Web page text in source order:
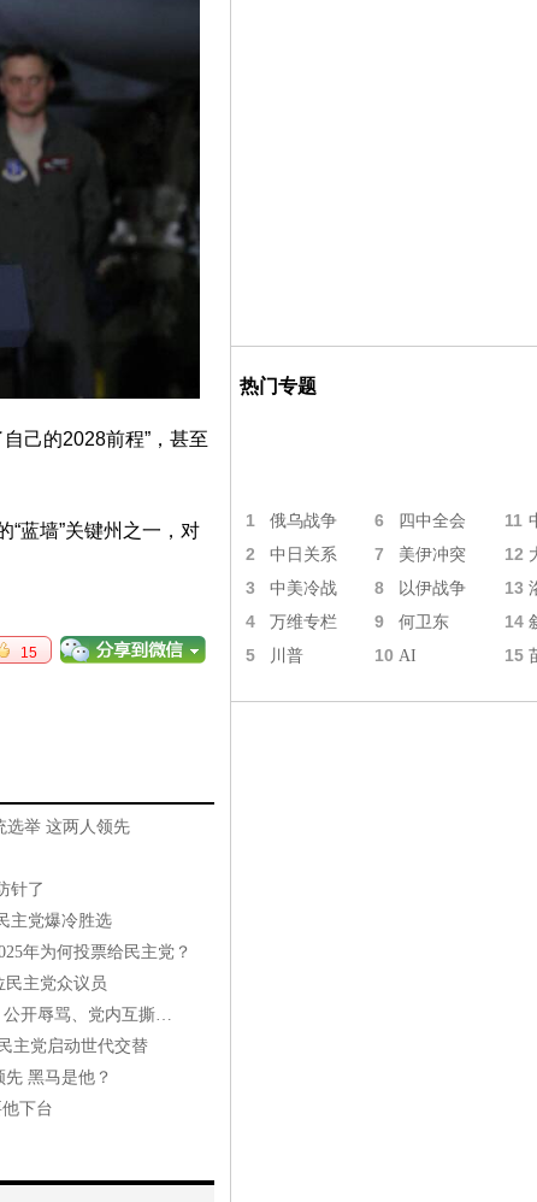
己的2028前程”，甚至
蓝墙”关键州之一，对
15
选举 这两人领先
针了
主党爆冷胜选
年为何投票给民主党？
民主党众议员
公开辱骂、党内互撕…
主党启动世代交替
先 黑马是他？
下台
热门专题
1 俄乌战争 6 四中全会 11
2 中日关系 7 美伊冲突 12
3 中美冷战 8 以伊战争 13
4 万维专栏 9 何卫东 14
5 川普 10 AI 15